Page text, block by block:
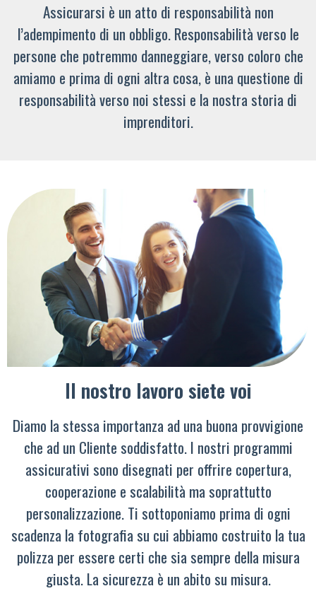
Assicurarsi è un atto di responsabilità non
l’adempimento di un obbligo. Responsabilità verso le
persone che potremmo danneggiare, verso coloro che
amiamo e prima di ogni altra cosa, è una questione di
responsabilità verso noi stessi e la nostra storia di
imprenditori.
Il nostro lavoro siete voi
Diamo la stessa importanza ad una buona provvigione
che ad un Cliente soddisfatto. I nostri programmi
assicurativi sono disegnati per offrire copertura,
cooperazione e scalabilità ma soprattutto
personalizzazione. Ti sottoponiamo prima di ogni
scadenza la fotografia su cui abbiamo costruito la tua
polizza per essere certi che sia sempre della misura
giusta. La sicurezza è un abito su misura.